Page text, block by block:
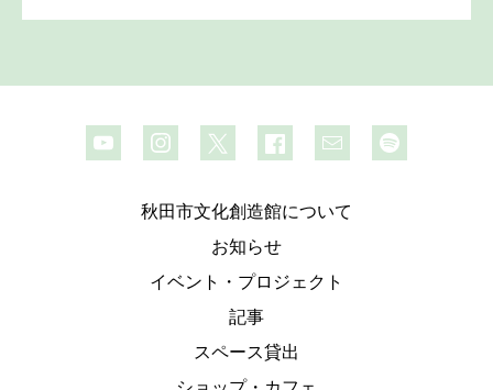
秋田市文化創造館について
お知らせ
イベント・プロジェクト
記事
スペース貸出